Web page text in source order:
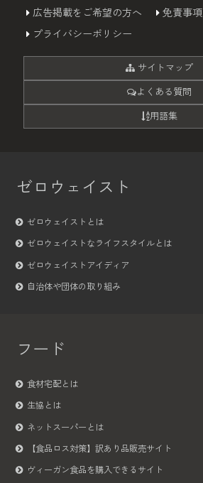
広告掲載をご希望の方へ
免責事項
プライバシーポリシー
サイトマップ
よくある質問
用語集
ゼロウェイスト
ゼロウェイストとは
ゼロウェイストなライフスタイルとは
ゼロウェイストアイディア
自治体や団体の取り組み
フード
食材宅配とは
生協とは
ネットスーパーとは
【食品ロス対策】訳あり品販売サイト
ヴィーガン食品を購入できるサイト